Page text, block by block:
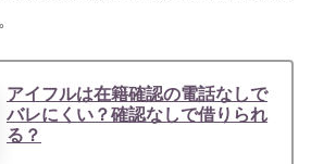
アイフルは在籍確認の電話なしで
バレにくい？確認なしで借りられ
る？